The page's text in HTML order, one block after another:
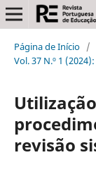
Página de Início /
Vol. 37 N.º 1
revisão